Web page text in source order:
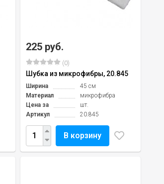
225 руб.
(0)
Шубка из микрофибры, 20.845
Ширина
45 см
Материал
микрофибра
Цена за
шт.
Артикул
20.845
В корзину